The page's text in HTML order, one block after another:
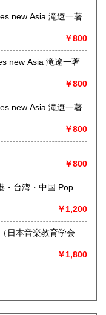
い！
物(古いチラシなど)
など 買取りして
取等により休みの場
科学、美術工芸、国
味、サブカルチャ
new Asia 滝遼一著
￥800
new Asia 滝遼一著
￥800
new Asia 滝遼一著
￥800
￥800
・台湾・中国 Pop
￥1,200
￥1,800